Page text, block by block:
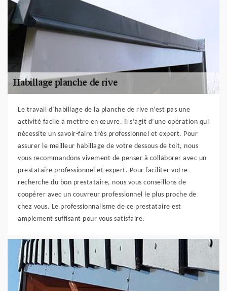
Le travail d’habillage de la planche de rive n’est pas une
activité facile à mettre en œuvre. Il s’agit d’une opération qui
nécessite un savoir-faire très professionnel et expert. Pour
assurer le meilleur habillage de votre dessous de toit, nous
vous recommandons vivement de penser à collaborer avec un
prestataire professionnel et expert. Pour faciliter votre
recherche du bon prestataire, nous vous conseillons de
coopérer avec un couvreur professionnel le plus proche de
chez vous. Le professionnalisme de ce prestataire est
amplement suffisant pour vous satisfaire.